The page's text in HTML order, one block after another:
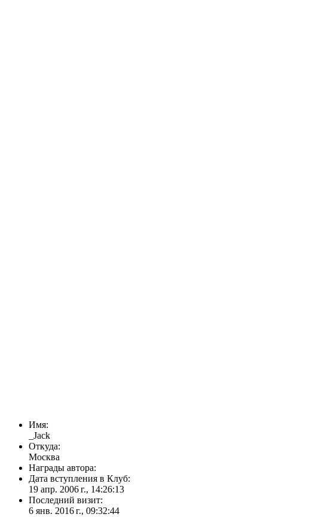
Имя:
_Jack
Откуда:
Москва
Награды автора:
Дата вступления в Клуб:
19 апр. 2006 г., 14:26:13
Последний визит:
6 янв. 2016 г., 09:32:44